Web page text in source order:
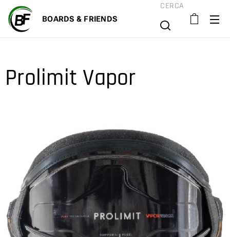
BOARDS & FRIENDS
CERCA
Prolimit Vapor